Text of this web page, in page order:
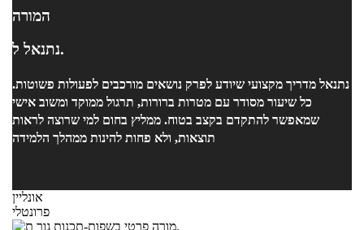
המורה
נתנאל ל.
נתנאל מדריך מקצועי שיודע לפרק נושאים מורכבים לפעולות פשוטות.
כל שיעור מסודר עם מטרות ברורות, תרגול ממוקד ומשוב אישי
שמאפשר להתקדם בקצב בטוח. ממליץ בחום למי שרוצה לראות
תוצאות, ולא פחות להינות ממהלך הלמידה
אונליין
פרונטלי